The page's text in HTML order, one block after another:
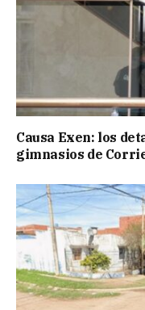
Causa Exen: los
gimnasios de